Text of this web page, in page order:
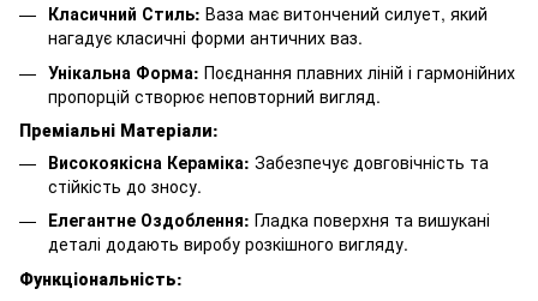
Класичний Стиль: Ваза має витончений силует, який
нагадує класичні форми античних ваз.
Унікальна Форма: Поєднання плавних ліній і гармонійних
пропорцій створює неповторний вигляд.
Преміальні Матеріали:
Високоякісна Кераміка: Забезпечує довговічність та
стійкість до зносу.
Елегантне Оздоблення: Гладка поверхня та вишукані
деталі додають виробу розкішного вигляду.
Функціональність: